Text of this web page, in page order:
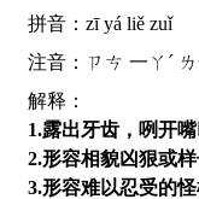
拼音：zī yá liě zuǐ
注音：ㄗㄘ 一ㄚˊ
解释：
1.露出牙齿，咧开嘴
2.形容相貌凶狠或样
3.形容难以忍受的怪